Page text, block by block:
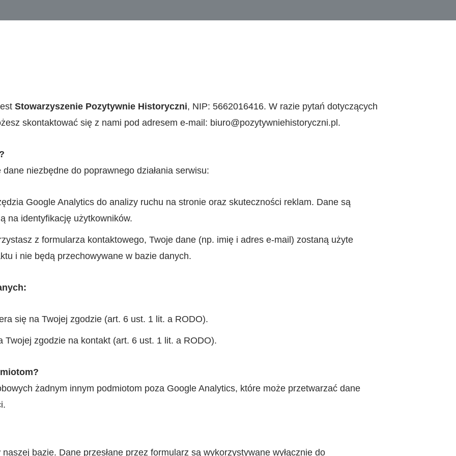
Stowarzyszenie Pozytywnie Historyczni, NIP: 5662016416. W razie pytań dotyczących
skontaktować się z nami pod adresem e-mail: biuro@pozytywniehistoryczni.pl.
niezbędne do poprawnego działania serwisu:
Google Analytics do analizy ruchu na stronie oraz skuteczności reklam. Dane są
na identyfikację użytkowników.
z formularza kontaktowego, Twoje dane (np. imię i adres e-mail) zostaną użyte
i nie będą przechowywane w bazie danych.
się na Twojej zgodzie (art. 6 ust. 1 lit. a RODO).
zgodzie na kontakt (art. 6 ust. 1 lit. a RODO).
żadnym innym podmiotom poza Google Analytics, które może przetwarzać dane
bazie. Dane przesłane przez formularz są wykorzystywane wyłącznie do